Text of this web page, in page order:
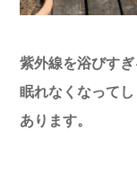
紫外線を浴びすぎ
眠れなくなって
あります。